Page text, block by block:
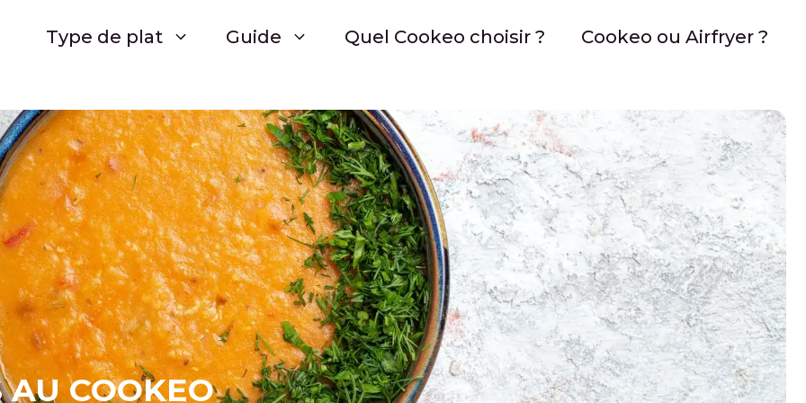
Type de plat Guide Quel Cookeo choisir ? Cookeo ou Airfryer ?
AU COOKEO